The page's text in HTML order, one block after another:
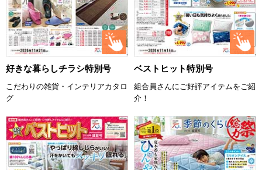
好きな暮らしチラシ特別号
こだわりの雑貨・インテリアカタロ
グ
ベストヒット特別号
組合員さんにご好評アイテムをご紹
介！